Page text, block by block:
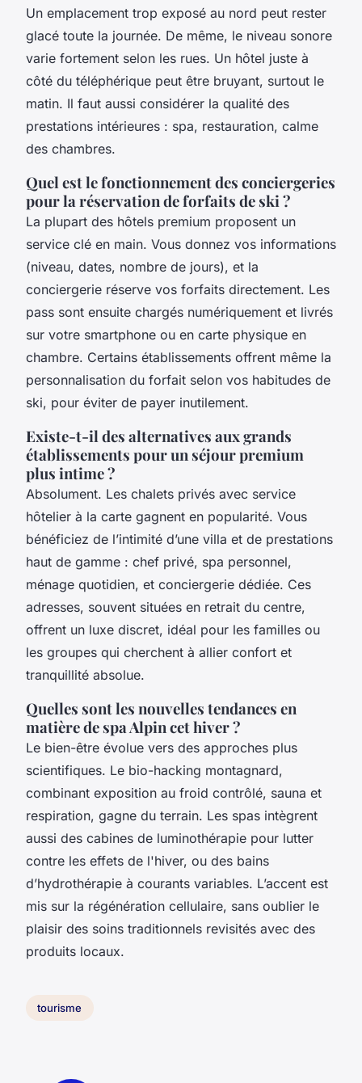
Un emplacement trop exposé au nord peut rester
glacé toute la journée. De même, le niveau sonore
varie fortement selon les rues. Un hôtel juste à
côté du téléphérique peut être bruyant, surtout le
matin. Il faut aussi considérer la qualité des
prestations intérieures : spa, restauration, calme
des chambres.
Quel est le fonctionnement des conciergeries
pour la réservation de forfaits de ski ?
La plupart des hôtels premium proposent un
service clé en main. Vous donnez vos informations
(niveau, dates, nombre de jours), et la
conciergerie réserve vos forfaits directement. Les
pass sont ensuite chargés numériquement et livrés
sur votre smartphone ou en carte physique en
chambre. Certains établissements offrent même la
personnalisation du forfait selon vos habitudes de
ski, pour éviter de payer inutilement.
Existe-t-il des alternatives aux grands
établissements pour un séjour premium
plus intime ?
Absolument. Les chalets privés avec service
hôtelier à la carte gagnent en popularité. Vous
bénéficiez de l’intimité d’une villa et de prestations
haut de gamme : chef privé, spa personnel,
ménage quotidien, et conciergerie dédiée. Ces
adresses, souvent situées en retrait du centre,
offrent un luxe discret, idéal pour les familles ou
les groupes qui cherchent à allier confort et
tranquillité absolue.
Quelles sont les nouvelles tendances en
matière de spa Alpin cet hiver ?
Le bien-être évolue vers des approches plus
scientifiques. Le bio-hacking montagnard,
combinant exposition au froid contrôlé, sauna et
respiration, gagne du terrain. Les spas intègrent
aussi des cabines de luminothérapie pour lutter
contre les effets de l'hiver, ou des bains
d’hydrothérapie à courants variables. L’accent est
mis sur la régénération cellulaire, sans oublier le
plaisir des soins traditionnels revisités avec des
produits locaux.
tourisme